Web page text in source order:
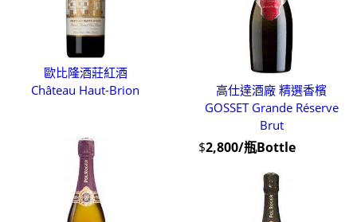
歐比隆酒莊紅酒
Château Haut-Brion
高仕達酒廠 精選香檳
GOSSET Grande Réserve
Brut
$2,800/瓶Bottle